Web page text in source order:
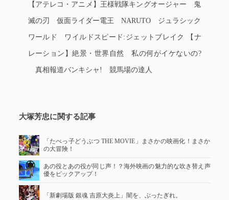
【アテレコ・アニメ】王様戦隊キングオージャー 鬼
滅の刃 仮面ライダー電王 NARUTO ジュラシック
ワールド ワイルドスピード:ジェットブレイク 【ナ
レーション】絶景・世界自然 私の何がイケないの?
真相報道バンキシャ! 競馬場の達人
大塚芳忠に関する記事
「たべっ子どうぶつ THE MOVIE」まさかの映画化！まさか
の大冒険！
あの役とあの役が同じ声！？海外映画の魅力的な吹き替え声
優をピックアップ！
「新劇場版 銀魂 吉原大炎上」闇を、ぶったぎれ。